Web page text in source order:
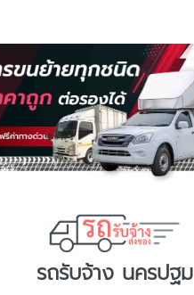
รถรับจ้าง นครปฐม
Toggle